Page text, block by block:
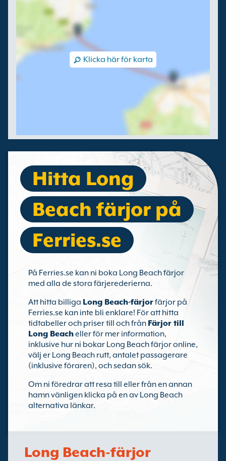
Klicka här för karta
Hitta Long
Beach färjor på
Ferries.se
På Ferries.se kan ni boka Long Beach färjor
med alla de stora färjerederierna.
Att hitta billiga Long Beach-färjorfärjor på
Ferries.se kan inte bli enklare! För att hitta
tidtabeller och priser till och från Färjor till
Long Beacheller för mer information,
inklusive hur ni bokar Long Beach färjor online,
välj er Long Beach rutt, antalet passagerare
(inklusive föraren), och sedan sök.
Om ni föredrar att resa till eller från en annan
hamn vänligen klicka på en av Long Beach
alternativa länkar.
Long Beach-färjor